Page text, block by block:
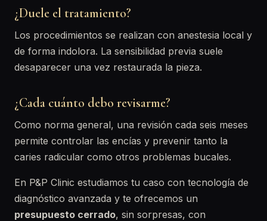
¿Duele el tratamiento?
Los procedimientos se realizan con anestesia local y
de forma indolora. La sensibilidad previa suele
desaparecer una vez restaurada la pieza.
¿Cada cuánto debo revisarme?
Como norma general, una revisión cada seis meses
permite controlar las encías y prevenir tanto la
caries radicular como otros problemas bucales.
En P&P Clinic estudiamos tu caso con tecnología de
diagnóstico avanzada y te ofrecemos un
presupuesto cerrado, sin sorpresas, con